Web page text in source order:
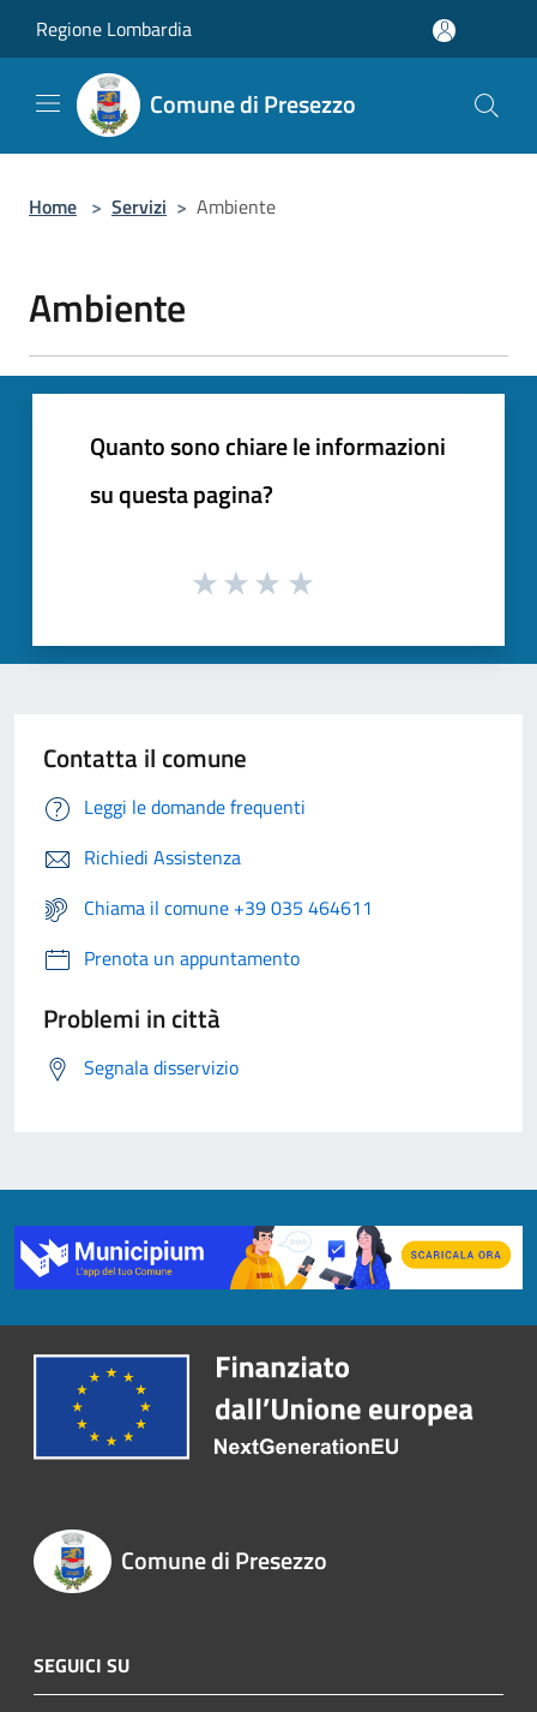
Regione Lombardia
Comune di Presezzo
Home > Servizi > Ambiente
Ambiente
Quanto sono chiare le informazioni
su questa pagina?
Contatta il comune
Leggi le domande frequenti
Richiedi Assistenza
Chiama il comune +39 035 464611
Prenota un appuntamento
Problemi in città
Segnala disservizio
Comune di Presezzo
SEGUICI SU